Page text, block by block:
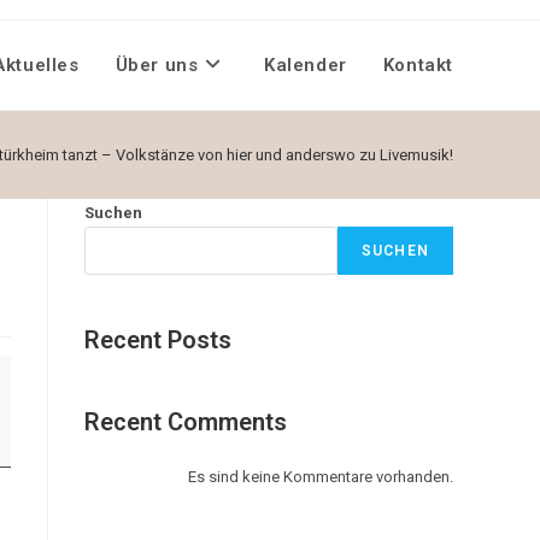
Über uns Kalender Kontakt
tanzt – Volkstänze von hier und anderswo zu Livemusik!
Suchen
SUCHEN
Recent Posts
Recent Comments
Es sind keine Kommentare vorhanden.